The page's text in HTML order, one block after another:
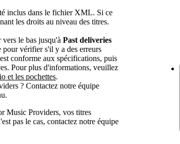
inclus dans le fichier XML. Si ce
les droits au niveau des titres.
le bas jusqu'à Past deliveries
vérifier s'il y a des erreurs
conforme aux spécifications, puis
Pour plus d'informations, veuillez
et les pochettes.
? Contactez notre équipe
Music Providers, vos titres
pas le cas, contactez notre équipe